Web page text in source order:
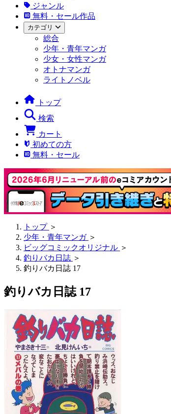
ジャンル
無料・セール作品
カテゴリ
総合
少年・青年マンガ
少女・女性マンガ
オトナマンガ
ライトノベル
トップ
検索
カート
初めての方
無料・セール
トップ ＞
少年・青年マンガ ＞
ビッグコミックオリジナル ＞
釣りバカ日誌 ＞
釣りバカ日誌 17
釣りバカ日誌 17